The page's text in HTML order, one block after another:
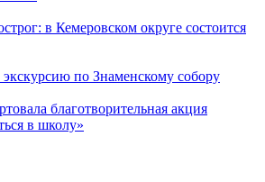
в Кемеровском округе состоится
по Знаменскому собору
благотворительная акция
в школу»